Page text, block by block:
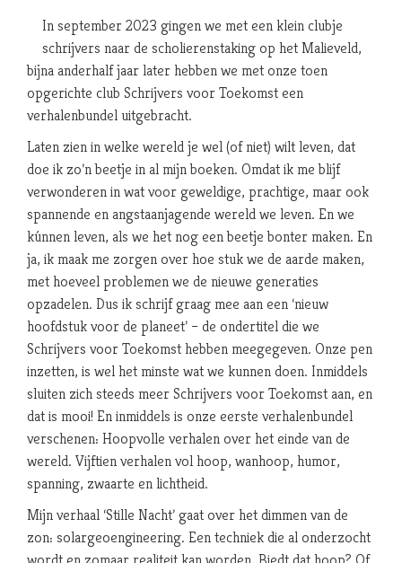
In september 2023 gingen we met een klein clubje
schrijvers naar de scholierenstaking op het Malieveld,
bijna anderhalf jaar later hebben we met onze toen
opgerichte club Schrijvers voor Toekomst een
verhalenbundel uitgebracht.
Laten zien in welke wereld je wel (of niet) wilt leven, dat
doe ik zo’n beetje in al mijn boeken. Omdat ik me blijf
verwonderen in wat voor geweldige, prachtige, maar ook
spannende en angstaanjagende wereld we leven. En we
kúnnen leven, als we het nog een beetje bonter maken. En
ja, ik maak me zorgen over hoe stuk we de aarde maken,
met hoeveel problemen we de nieuwe generaties
opzadelen. Dus ik schrijf graag mee aan een ‘nieuw
hoofdstuk voor de planeet’ – de ondertitel die we
Schrijvers voor Toekomst hebben meegegeven. Onze pen
inzetten, is wel het minste wat we kunnen doen. Inmiddels
sluiten zich steeds meer Schrijvers voor Toekomst aan, en
dat is mooi! En inmiddels is onze eerste verhalenbundel
verschenen: Hoopvolle verhalen over het einde van de
wereld. Vijftien verhalen vol hoop, wanhoop, humor,
spanning, zwaarte en lichtheid.
Mijn verhaal ‘Stille Nacht’ gaat over het dimmen van de
zon: solargeoengineering. Een techniek die al onderzocht